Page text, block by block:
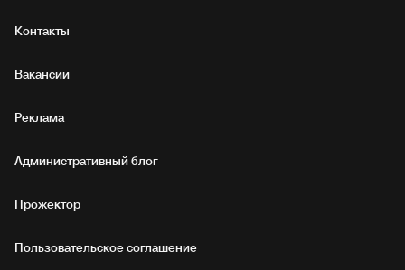
Контакты
Вакансии
Реклама
Административный блог
Прожектор
Пользовательское соглашение